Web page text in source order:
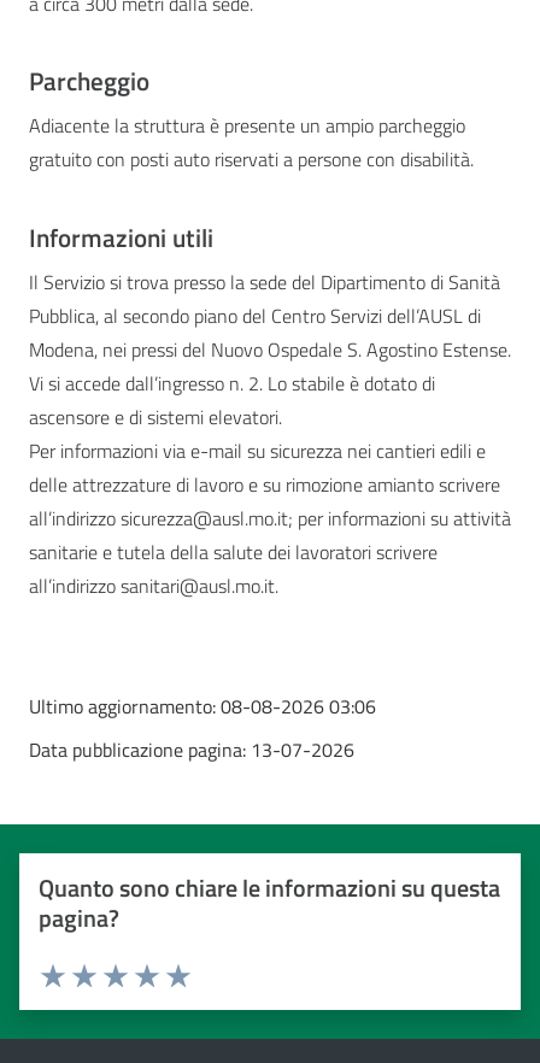
Parcheggio
Adiacente la struttura è presente un ampio parcheggio
gratuito con posti auto riservati a persone con disabilità.
Informazioni utili
Il Servizio si trova presso la sede del Dipartimento di Sanità
Pubblica, al secondo piano del Centro Servizi dell’AUSL di
Modena, nei pressi del Nuovo Ospedale S. Agostino Estense.
Vi si accede dall’ingresso n. 2. Lo stabile è dotato di
ascensore e di sistemi elevatori.
Per informazioni via e-mail su sicurezza nei cantieri edili e
delle attrezzature di lavoro e su rimozione amianto scrivere
all’indirizzo sicurezza@ausl.mo.it; per informazioni su attività
sanitarie e tutela della salute dei lavoratori scrivere
all’indirizzo sanitari@ausl.mo.it.
Ultimo aggiornamento:08-08-2026 03:06
Data pubblicazione pagina: 13-07-2026
Quanto sono chiare le informazioni su questa
pagina?
Valuta da 1 a 5 stelle
Valuta 5 stelle su 5
Valuta 4 stelle su 5
Valuta 3 stelle su 5
Valuta 2 stelle su 5
Valuta 1 stelle su 5